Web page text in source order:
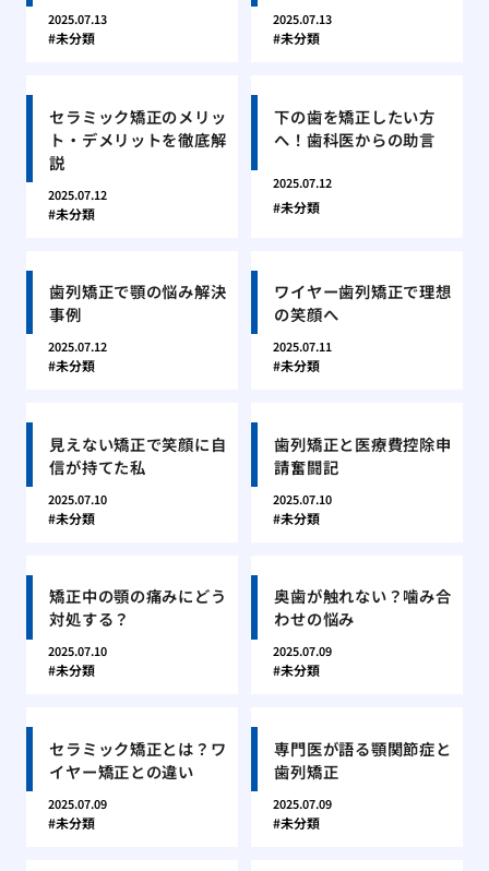
2025.07.13
未分類
2025.07.13
未分類
セラミック矯正のメリッ
ト・デメリットを徹底解
説
2025.07.12
未分類
下の歯を矯正したい方
へ！歯科医からの助言
2025.07.12
未分類
歯列矯正で顎の悩み解決
事例
2025.07.12
未分類
ワイヤー歯列矯正で理想
の笑顔へ
2025.07.11
未分類
見えない矯正で笑顔に自
信が持てた私
2025.07.10
未分類
歯列矯正と医療費控除申
請奮闘記
2025.07.10
未分類
矯正中の顎の痛みにどう
対処する？
2025.07.10
未分類
奥歯が触れない？噛み合
わせの悩み
2025.07.09
未分類
セラミック矯正とは？ワ
イヤー矯正との違い
2025.07.09
未分類
専門医が語る顎関節症と
歯列矯正
2025.07.09
未分類